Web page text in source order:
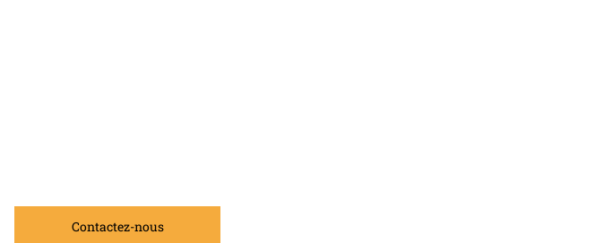
Contactez-nous